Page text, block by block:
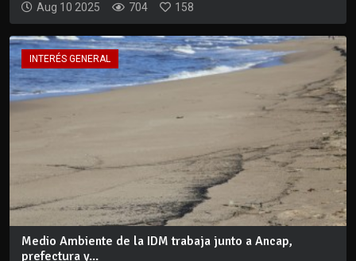
Aug 10 2025 704 158
INTERÉS GENERAL
Medio Ambiente de la IDM trabaja junto a Ancap,
prefectura y...